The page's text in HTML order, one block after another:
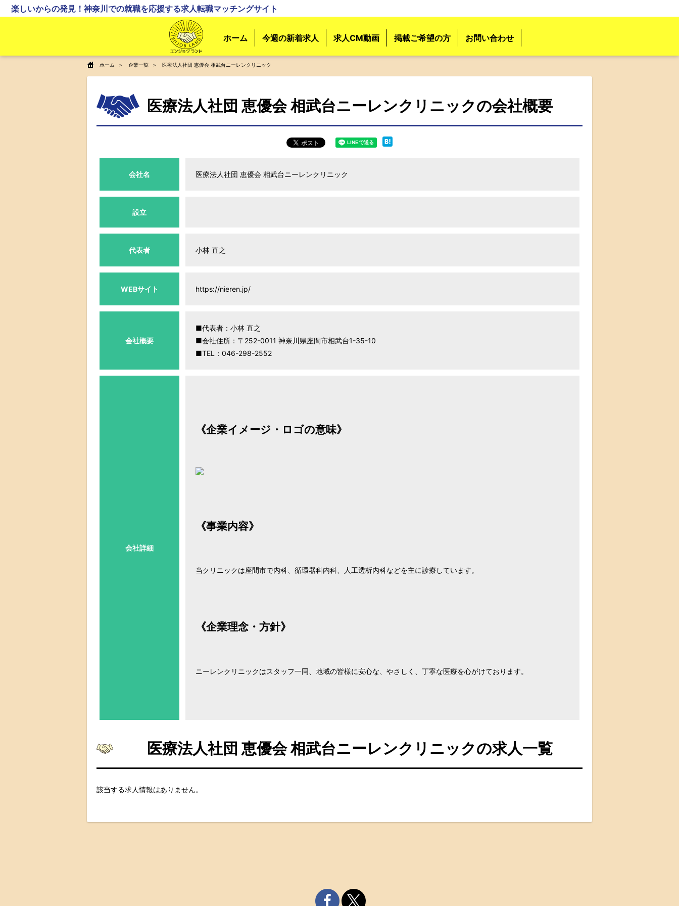
ホーム 今週の新着求人 求人CM動画 掲載ご希望の方 お問い合わせ
楽しいからの発見！神奈川での就職を応援する求人転職マッチングサイト
ホーム 企業一覧 医療法人社団 恵優会 相武台ニーレンクリニック
医療法人社団 恵優会 相武台ニーレンクリニックの会社概要
会社名 医療法人社団 恵優会 相武台ニーレンクリニック
設立
代表者 小林 直之
WEBサイト https://nieren.jp/
会社概要
■代表者：小林 直之
■会社住所：〒252-0011 神奈川県座間市相武台1-35-10
■TEL：046-298-2552
会社詳細
《企業イメージ・ロゴの意味》
《事業内容》
当クリニックは座間市で内科、循環器科内科、人工透析内科などを主に診療しています。
《企業理念・方針》
ニーレンクリニックはスタッフ一同、地域の皆様に安心な、やさしく、丁寧な医療を心がけております。
医療法人社団 恵優会 相武台ニーレンクリニックの求人一覧
該当する求人情報はありません。